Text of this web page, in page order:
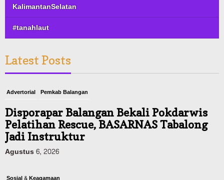
KalimantanSelatan
#tanahlaut
Latest Posts
Advertorial Pemkab Balangan
Disporapar Balangan Bekali Pokdarwis
Pelatihan Rescue, BASARNAS Tabalong
Jadi Instruktur
Agustus 6, 2026